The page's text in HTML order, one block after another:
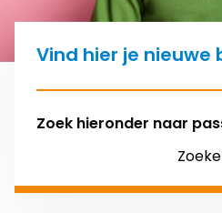
Vind hier je nieuwe
Zoek hieronder naar